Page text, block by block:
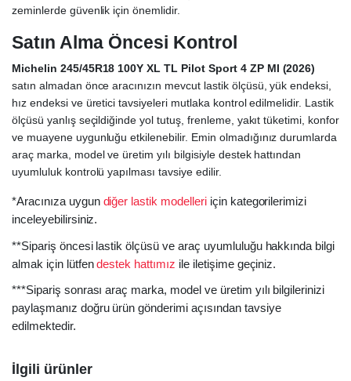
zeminlerde güvenlik için önemlidir.
Satın Alma Öncesi Kontrol
Michelin 245/45R18 100Y XL TL Pilot Sport 4 ZP MI (2026)
satın almadan önce aracınızın mevcut lastik ölçüsü, yük endeksi,
hız endeksi ve üretici tavsiyeleri mutlaka kontrol edilmelidir. Lastik
ölçüsü yanlış seçildiğinde yol tutuş, frenleme, yakıt tüketimi, konfor
ve muayene uygunluğu etkilenebilir. Emin olmadığınız durumlarda
araç marka, model ve üretim yılı bilgisiyle destek hattından
uyumluluk kontrolü yapılması tavsiye edilir.
*Aracınıza uygun diğer lastik modelleriiçin kategorilerimizi
inceleyebilirsiniz.
**Sipariş öncesi lastik ölçüsü ve araç uyumluluğu hakkında bilgi
almak için lütfendestek hattımız ile iletişime geçiniz.
***Sipariş sonrası araç marka, model ve üretim yılı bilgilerinizi
paylaşmanız doğru ürün gönderimi açısından tavsiye
edilmektedir.
İlgili ürünler